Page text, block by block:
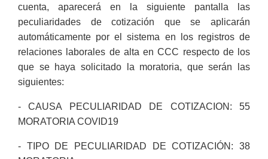
cuenta, aparecerá en la siguiente pantalla las
peculiaridades de cotización que se aplicarán
automáticamente por el sistema en los registros de
relaciones laborales de alta en CCC respecto de los
que se haya solicitado la moratoria, que serán las
siguientes:
- CAUSA PECULIARIDAD DE COTIZACION: 55
MORATORIA COVID19
- TIPO DE PECULIARIDAD DE COTIZACIÓN: 38